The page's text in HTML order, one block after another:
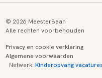
Kinderopvang
Zij-instroom informatie
Registreren
Onderwijs links
© 2026 MeesterBaan
Alle rechten voorbehouden
Privacy en cookie verklaring
Algemene voorwaarden
Netwerk:Kinderopvang vacatures